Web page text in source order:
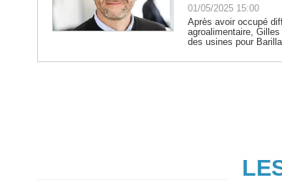
01/05/2025 15:00
Après avoir occupé
agroalimentaire,
des usines pour